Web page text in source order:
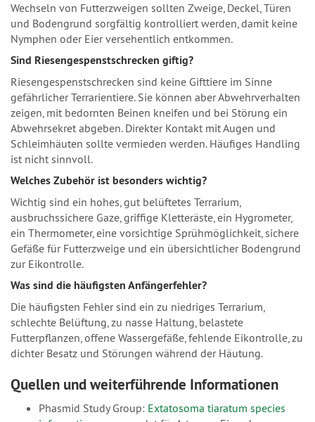
Wechseln von Futterzweigen sollten Zweige, Deckel, Türen
und Bodengrund sorgfältig kontrolliert werden, damit keine
Nymphen oder Eier versehentlich entkommen.
Sind Riesengespenstschrecken giftig?
Riesengespenstschrecken sind keine Gifttiere im Sinne
gefährlicher Terrarientiere. Sie können aber Abwehrverhalten
zeigen, mit bedornten Beinen kneifen und bei Störung ein
Abwehrsekret abgeben. Direkter Kontakt mit Augen und
Schleimhäuten sollte vermieden werden. Häufiges Handling
ist nicht sinnvoll.
Welches Zubehör ist besonders wichtig?
Wichtig sind ein hohes, gut belüftetes Terrarium,
ausbruchssichere Gaze, griffige Kletteräste, ein Hygrometer,
ein Thermometer, eine vorsichtige Sprühmöglichkeit, sichere
Gefäße für Futterzweige und ein übersichtlicher Bodengrund
zur Eikontrolle.
Was sind die häufigsten Anfängerfehler?
Die häufigsten Fehler sind ein zu niedriges Terrarium,
schlechte Belüftung, zu nasse Haltung, belastete
Futterpflanzen, offene Wassergefäße, fehlende Eikontrolle, zu
dichter Besatz und Störungen während der Häutung.
Quellen und weiterführende Informationen
Phasmid Study Group: Extatosoma tiaratum species